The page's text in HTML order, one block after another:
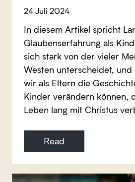
24 Juli 2024
In diesem Artikel spricht
Glaubenserfahrung als
sich stark von der vieler
Westen unterscheidet,
wir als Eltern die
Kinder verändern können,
Leben lang mit Christus
Read